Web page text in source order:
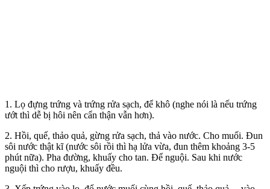
1. Lọ đựng trứng và trứng rửa sạch, để khô (nghe nói là nếu trứng
ướt thì dễ bị hôi nên cẩn thận vẫn hơn).
2. Hồi, quế, thảo quả, gừng rửa sạch, thả vào nước. Cho muối. Đun
sôi nước thật kĩ (nước sôi rồi thì hạ lửa vừa, đun thêm khoảng 3-5
phút nữa). Pha đường, khuấy cho tan. Để nguội. Sau khi nước
nguội thì cho rượu, khuấy đều.